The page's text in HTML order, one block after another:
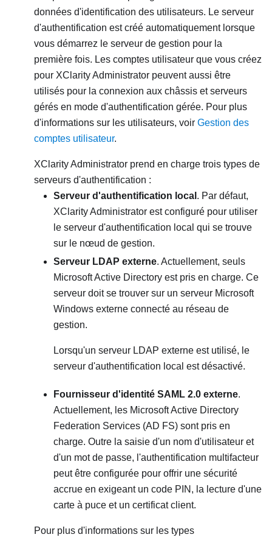
données d'identification des utilisateurs. Le serveur
d'authentification est créé automatiquement lorsque
vous démarrez le serveur de gestion pour la
première fois. Les comptes utilisateur que vous créez
pour XClarity Administrator peuvent aussi être
utilisés pour la connexion aux châssis et serveurs
gérés en mode d'authentification gérée. Pour plus
d'informations sur les utilisateurs, voir Gestion des
comptes utilisateur.
XClarity Administrator prend en charge trois types de
serveurs d'authentification :
Serveur d'authentification local . Par défaut,
XClarity Administrator est configuré pour utiliser
le serveur d'authentification local qui se trouve
sur le nœud de gestion.
Serveur LDAP externe. Actuellement, seuls
Microsoft Active Directory est pris en charge. Ce
serveur doit se trouver sur un serveur Microsoft
Windows externe connecté au réseau de
gestion.
Lorsqu'un serveur LDAP externe est utilisé, le
serveur d'authentification local est désactivé.
Fournisseur d'identité SAML 2.0 externe.
Actuellement, les Microsoft Active Directory
Federation Services (AD FS) sont pris en
charge. Outre la saisie d'un nom d'utilisateur et
d'un mot de passe, l'authentification multifacteur
peut être configurée pour offrir une sécurité
accrue en exigeant un code PIN, la lecture d'une
carte à puce et un certificat client.
Pour plus d'informations sur les types